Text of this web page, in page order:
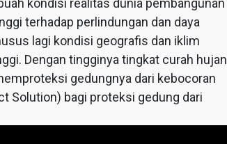
kondisi realitas dunia pembangunan
terhadap perlindungan dan daya
lagi kondisi geografis dan iklim
Dengan tingginya tingkat curah hujan
gedungnya dari kebocoran
Solution) bagi proteksi gedung dari